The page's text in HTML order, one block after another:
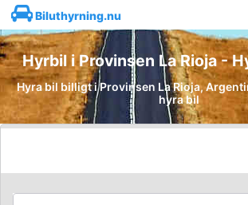
Biluthyrning.nu
Hyrbil i Provinsen La Rioja -
Hyra bil billigt i Provinsen La Rioja,
hyra bil